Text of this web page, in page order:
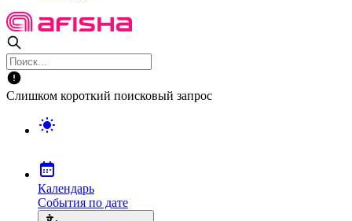
Слишком короткий поисковый запрос
Календарь
События по дате